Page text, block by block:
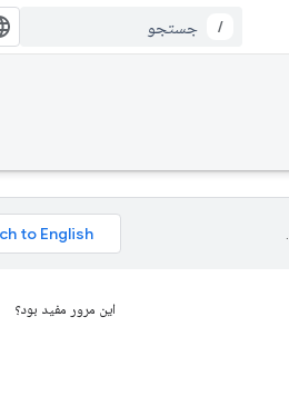
/
این مرور مفید بود؟